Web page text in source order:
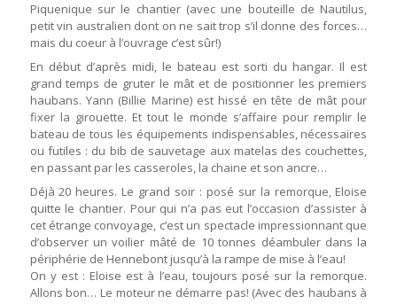
Piquenique sur le chantier (avec une bouteille de Nautilus,
petit vin australien dont on ne sait trop s’il donne des forces…
mais du coeur à l’ouvrage c’est sûr!)
En début d’après midi, le bateau est sorti du hangar. Il est
grand temps de gruter le mât et de positionner les premiers
haubans. Yann (Billie Marine) est hissé en tête de mât pour
fixer la girouette. Et tout le monde s’affaire pour remplir le
bateau de tous les équipements indispensables, nécessaires
ou futiles : du bib de sauvetage aux matelas des couchettes,
en passant par les casseroles, la chaine et son ancre…
Déjà 20 heures. Le grand soir : posé sur la remorque, Eloise
quitte le chantier. Pour qui n’a pas eut l’occasion d’assister à
cet étrange convoyage, c’est un spectacle impressionnant que
d’observer un voilier mâté de 10 tonnes déambuler dans la
périphérie de Hennebont jusqu’à la rampe de mise à l’eau!
On y est : Eloise est à l’eau, toujours posé sur la remorque.
Allons bon… Le moteur ne démarre pas! (Avec des haubans à